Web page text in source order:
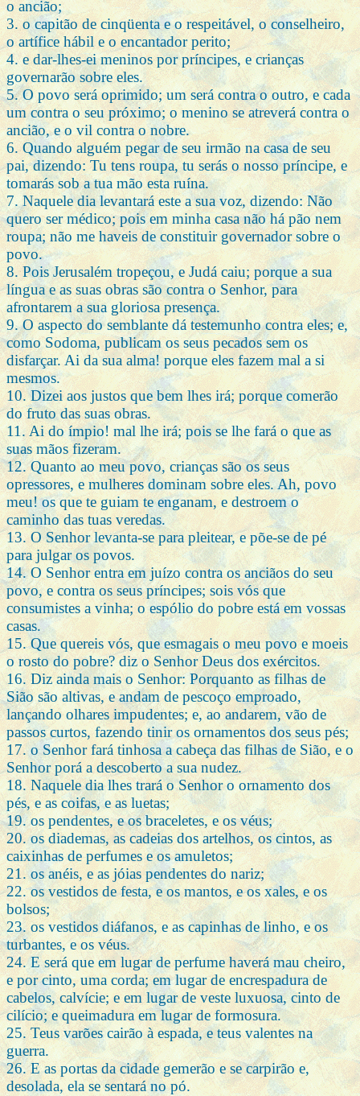
o ancião;
3. o capitão de cinqüenta e o respeitável, o conselheiro,
o artífice hábil e o encantador perito;
4. e dar-lhes-ei meninos por príncipes, e crianças
governarão sobre eles.
5. O povo será oprimido; um será contra o outro, e cada
um contra o seu próximo; o menino se atreverá contra o
ancião, e o vil contra o nobre.
6. Quando alguém pegar de seu irmão na casa de seu
pai, dizendo: Tu tens roupa, tu serás o nosso príncipe, e
tomarás sob a tua mão esta ruína.
7. Naquele dia levantará este a sua voz, dizendo: Não
quero ser médico; pois em minha casa não há pão nem
roupa; não me haveis de constituir governador sobre o
povo.
8. Pois Jerusalém tropeçou, e Judá caiu; porque a sua
língua e as suas obras são contra o Senhor, para
afrontarem a sua gloriosa presença.
9. O aspecto do semblante dá testemunho contra eles; e,
como Sodoma, publicam os seus pecados sem os
disfarçar. Ai da sua alma! porque eles fazem mal a si
mesmos.
10. Dizei aos justos que bem lhes irá; porque comerão
do fruto das suas obras.
11. Ai do ímpio! mal lhe irá; pois se lhe fará o que as
suas mãos fizeram.
12. Quanto ao meu povo, crianças são os seus
opressores, e mulheres dominam sobre eles. Ah, povo
meu! os que te guiam te enganam, e destroem o
caminho das tuas veredas.
13. O Senhor levanta-se para pleitear, e põe-se de pé
para julgar os povos.
14. O Senhor entra em juízo contra os anciãos do seu
povo, e contra os seus príncipes; sois vós que
consumistes a vinha; o espólio do pobre está em vossas
casas.
15. Que quereis vós, que esmagais o meu povo e moeis
o rosto do pobre? diz o Senhor Deus dos exércitos.
16. Diz ainda mais o Senhor: Porquanto as filhas de
Sião são altivas, e andam de pescoço emproado,
lançando olhares impudentes; e, ao andarem, vão de
passos curtos, fazendo tinir os ornamentos dos seus pés;
17. o Senhor fará tinhosa a cabeça das filhas de Sião, e o
Senhor porá a descoberto a sua nudez.
18. Naquele dia lhes trará o Senhor o ornamento dos
pés, e as coifas, e as luetas;
19. os pendentes, e os braceletes, e os véus;
20. os diademas, as cadeias dos artelhos, os cintos, as
caixinhas de perfumes e os amuletos;
21. os anéis, e as jóias pendentes do nariz;
22. os vestidos de festa, e os mantos, e os xales, e os
bolsos;
23. os vestidos diáfanos, e as capinhas de linho, e os
turbantes, e os véus.
24. E será que em lugar de perfume haverá mau cheiro,
e por cinto, uma corda; em lugar de encrespadura de
cabelos, calvície; e em lugar de veste luxuosa, cinto de
cilício; e queimadura em lugar de formosura.
25. Teus varões cairão à espada, e teus valentes na
guerra.
26. E as portas da cidade gemerão e se carpirão e,
desolada, ela se sentará no pó.